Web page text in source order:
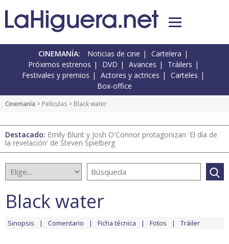
CINEMANÍA: Noticias de cine
Cartelera
Próximos estrenos
DVD Avances
Tráilers
Festivales y premios
Actores y actrices
Carteles
Box-office
Cinemanía > Películas > Black water
Destacado: Emily Blunt y Josh O'Connor protagonizan 'El día de
la revelación' de Steven Spielberg
Black water
Sinopsis Comentario Ficha técnica Fotos Tráiler